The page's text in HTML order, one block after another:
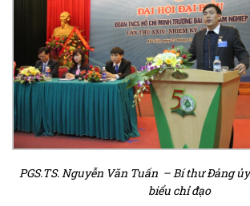
PGS.TS. Nguyễn Văn Tuấn – Bí thư Đảng
biểu chỉ đạo